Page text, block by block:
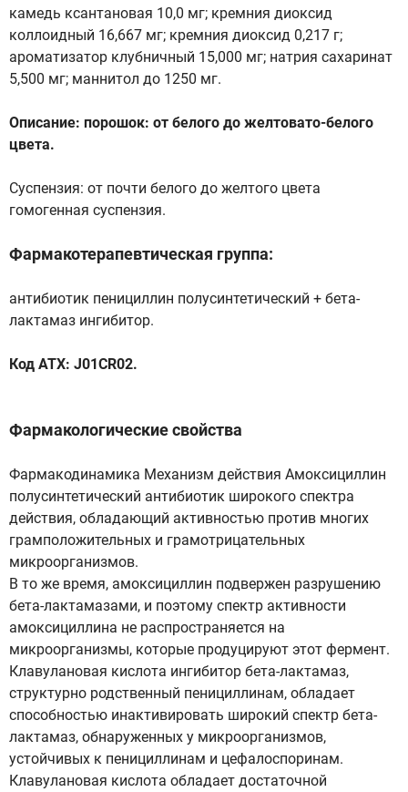
камедь ксантановая 10,0 мг; кремния диоксид
коллоидный 16,667 мг; кремния диоксид 0,217 г;
ароматизатор клубничный 15,000 мг; натрия сахаринат
5,500 мг; маннитол до 1250 мг.
Описание: порошок: от белого до желтовато-белого
цвета.
Суспензия: от почти белого до желтого цвета
гомогенная суспензия.
Фармакотерапевтическая группа:
антибиотик пенициллин полусинтетический + бета-
лактамаз ингибитор.
Код АТХ: J01CR02.
Фармакологические свойства
Фармакодинамика Механизм действия Амоксициллин
полусинтетический антибиотик широкого спектра
действия, обладающий активностью против многих
грамположительных и грамотрицательных
микроорганизмов.
В то же время, амоксициллин подвержен разрушению
бета-лактамазами, и поэтому спектр активности
амоксициллина не распространяется на
микроорганизмы, которые продуцируют этот фермент.
Клавулановая кислота ингибитор бета-лактамаз,
структурно родственный пенициллинам, обладает
способностью инактивировать широкий спектр бета-
лактамаз, обнаруженных у микроорганизмов,
устойчивых к пенициллинам и цефалоспоринам.
Клавулановая кислота обладает достаточной